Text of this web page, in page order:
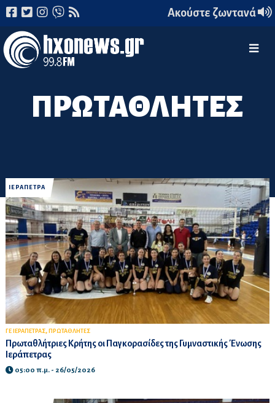
Ακούστε ζωντανά
ΠΡΩΤΑΘΛΗΤΕΣ
ΙΕΡΑΠΕΤΡΑ
ΓΕ ΙΕΡΑΠΕΤΡΑΣ, ΠΡΩΤΑΘΛΗΤΕΣ
Πρωταθλήτριες Κρήτης οι Παγκορασίδες της Γυμναστικής Ένωσης
Ιεράπετρας
05:00 π.μ. - 26/05/2026